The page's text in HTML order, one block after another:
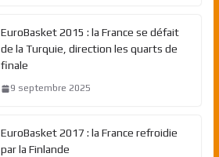
EuroBasket 2015 : la France se défait
de la Turquie, direction les quarts de
finale
9 septembre 2025
EuroBasket 2017 : la France refroidie
par la Finlande